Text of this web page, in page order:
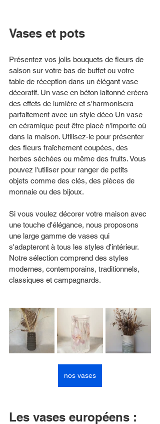
Vases et pots
Présentez vos jolis bouquets de fleurs de
saison sur votre bas de buffet ou votre
table de réception dans un élégant vase
décoratif. Un vase en béton laitonné créera
des effets de lumière et s'harmonisera
parfaitement avec un style déco Un vase
en céramique peut être placé n'importe où
dans la maison. Utilisez-le pour présenter
des fleurs fraîchement coupées, des
herbes séchées ou même des fruits. Vous
pouvez l'utiliser pour ranger de petits
objets comme des clés, des pièces de
monnaie ou des bijoux.
Si vous voulez décorer votre maison avec
une touche d'élégance, nous proposons
une large gamme de vases qui
s'adapteront à tous les styles d'intérieur.
Notre sélection comprend des styles
modernes, contemporains, traditionnels,
classiques et campagnards.
nos vases
Les vases européens :